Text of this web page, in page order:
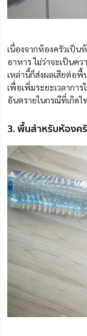
เนื่องจากห้องครัวเป็น
อาหาร ไม่ว่าจะเป็นค
เหล่านี้ก็ส่งผลเสียต่อ
เพื่อเพิ่มระยะเวลากา
อันตรายในกรณีที่เกิด
3. พื้นสำหรับห้องค